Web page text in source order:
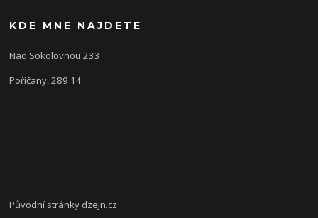
KDE MNE NAJDETE
Nad Sokolovnou 233
Poříčany, 289 14
Původní stránky dzejn.cz